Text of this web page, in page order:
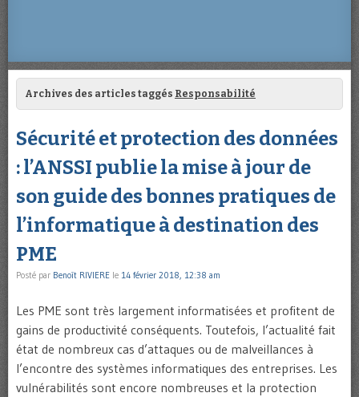
Archives des articles taggés Responsabilité
Sécurité et protection des données
: l’ANSSI publie la mise à jour de
son guide des bonnes pratiques de
l’informatique à destination des
PME
Posté par Benoît RIVIERE le 14 février 2018, 12:38 am
Les PME sont très largement informatisées et profitent de
gains de productivité conséquents. Toutefois, l’actualité fait
état de nombreux cas d’attaques ou de malveillances à
l’encontre des systèmes informatiques des entreprises. Les
vulnérabilités sont encore nombreuses et la protection